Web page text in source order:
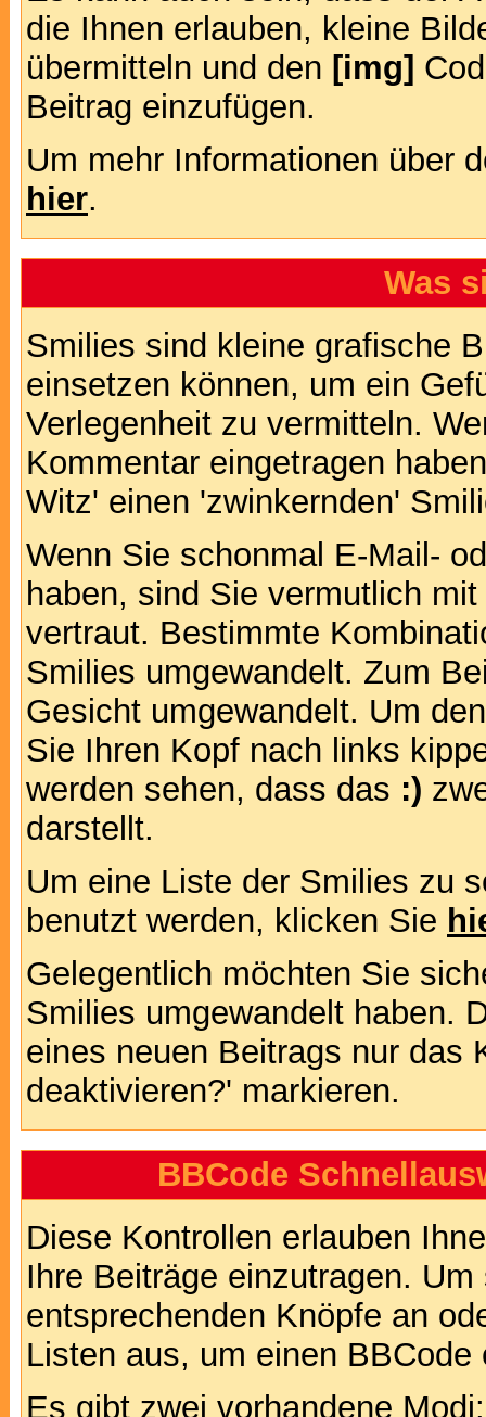
die Ihnen erlauben, kleine
übermitteln und den [img]
Beitrag einzufügen.
Um mehr Informationen über
hier.
Was
Smilies sind kleine grafische
einsetzen können, um ein
Verlegenheit zu vermitteln.
Kommentar eingetragen
Witz' einen 'zwinkernden'
Wenn Sie schonmal E-Mail-
haben, sind Sie vermutlich
vertraut. Bestimmte
Smilies umgewandelt. Zum
Gesicht umgewandelt. Um
Sie Ihren Kopf nach links
werden sehen, dass das :)
darstellt.
Um eine Liste der Smilies zu
benutzt werden, klicken Sie
Gelegentlich möchten Sie
Smilies umgewandelt haben.
eines neuen Beitrags nur das
deaktivieren?' markieren.
BBCode
Diese Kontrollen erlauben
Ihre Beiträge einzutragen.
entsprechenden Knöpfe an
Listen aus, um einen BBCode
Es gibt zwei vorhandene